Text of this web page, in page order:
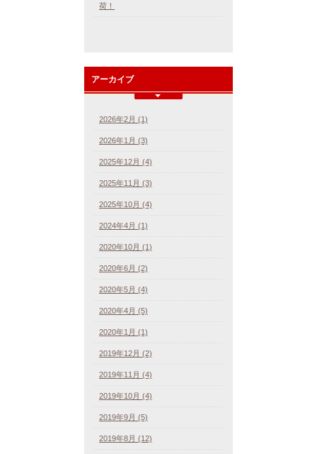
荷！
アーカイブ
2026年2月 (1)
2026年1月 (3)
2025年12月 (4)
2025年11月 (3)
2025年10月 (4)
2024年4月 (1)
2020年10月 (1)
2020年6月 (2)
2020年5月 (4)
2020年4月 (5)
2020年1月 (1)
2019年12月 (2)
2019年11月 (4)
2019年10月 (4)
2019年9月 (5)
2019年8月 (12)